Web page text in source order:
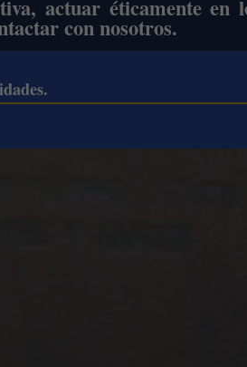
actuar éticamente en
con nosotros.